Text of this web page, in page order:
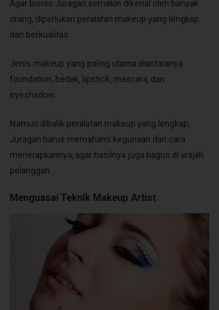
Agar bisnis Juragan semakin dikenal oleh banyak
orang, diperlukan peralatan makeup yang lengkap
dan berkualitas.
Jenis makeup yang paling utama diantaranya
foundation, bedak, lipstick, mascara, dan
eyeshadow.
Namun dibalik peralatan makeup yang lengkap,
Juragan harus memahami kegunaan dan cara
menerapkannya, agar hasilnya juga bagus di wajah
pelanggan.
Menguasai Teknik Makeup Artist